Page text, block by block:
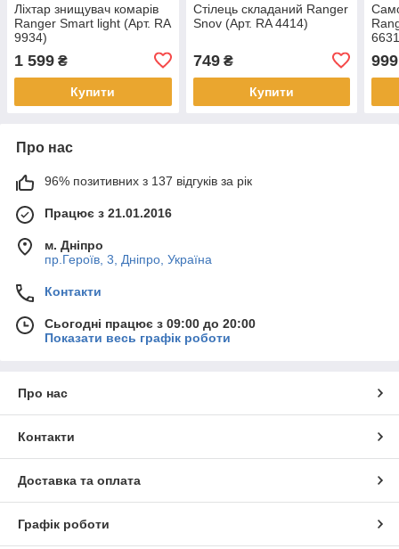
Ліхтар знищувач комарів
Ranger Smart light (Арт. RA
9934)
1 599 ₴
Купити
Стілець складаний Ranger
Snov (Арт. RA 4414)
749₴
Купити
999
Про нас
96% позитивних з 137 відгуків за рік
Працює з 21.01.2016
м. Дніпро
пр.Героїв, 3, Дніпро, Україна
Контакти
Сьогодні працює з 09:00 до 20:00
Показати весь графік роботи
Про нас
Контакти
Доставка та оплата
Графік роботи